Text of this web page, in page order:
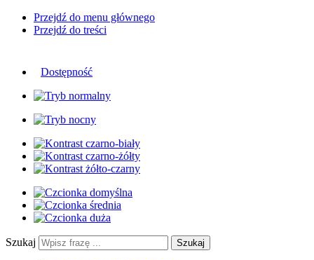
Przejdź do menu głównego
Przejdź do treści
Dostępność
Szukaj Szukaj